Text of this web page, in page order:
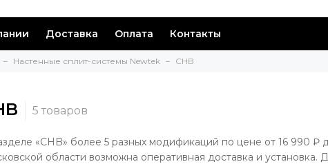
Доставка Оплата Контакты
Настенные сплит-системы Newtek CHB
«CHB» более 5 разных модификаций по цене от 16 990
области возможна оперативная доставка и установка.